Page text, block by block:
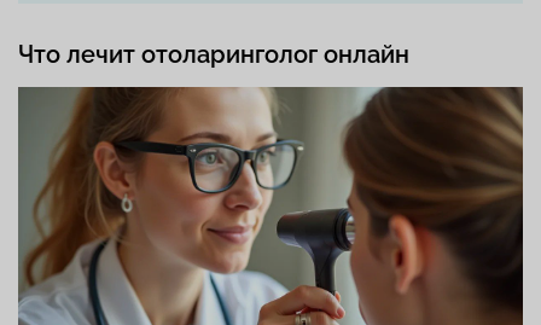
Что лечит отоларинголог онлайн